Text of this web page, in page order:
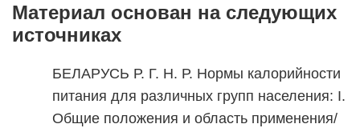
Материал основан на следующих
источниках
БЕЛАРУСЬ Р. Г. Н. Р. Нормы калорийности
питания для различных групп населения: I.
Общие положения и область применения/